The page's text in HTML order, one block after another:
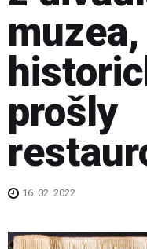
prošly
16. 02. 2022